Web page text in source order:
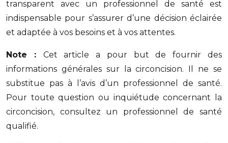
transparent avec un professionnel de santé est
indispensable pour s’assurer d’une décision éclairée
et adaptée à vos besoins et à vos attentes.
Note : Cet article a pour but de fournir des
informations générales sur la circoncision. Il ne se
substitue pas à l’avis d’un professionnel de santé.
Pour toute question ou inquiétude concernant la
circoncision, consultez un professionnel de santé
qualifié.